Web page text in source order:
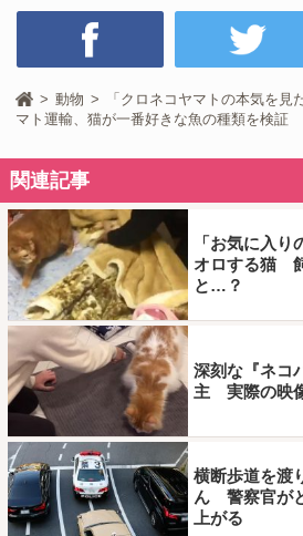
動物
「クロネコヤマトの本気を
マト運輸、猫が一番好きな魚の種類を検証
関連記事
「お気に入
オロする猫
と…？
深刻な『ネコ
主 実際の映
横断歩道を渡
ん 警察官が
上がる